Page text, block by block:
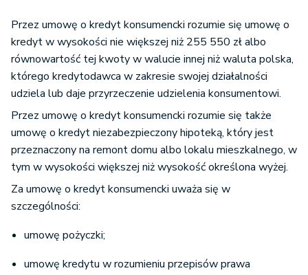
Przez umowę o kredyt konsumencki rozumie się umowę o
kredyt w wysokości nie większej niż 255 550 zł albo
równowartość tej kwoty w walucie innej niż waluta polska,
którego kredytodawca w zakresie swojej działalności
udziela lub daje przyrzeczenie udzielenia konsumentowi.
Przez umowę o kredyt konsumencki rozumie się także
umowę o kredyt niezabezpieczony hipoteką, który jest
przeznaczony na remont domu albo lokalu mieszkalnego, w
tym w wysokości większej niż wysokość określona wyżej.
Za umowę o kredyt konsumencki uważa się w
szczególności:
umowę pożyczki;
umowę kredytu w rozumieniu przepisów prawa